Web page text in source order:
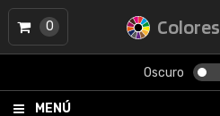
Colores
Oscuro
MENÚ
0